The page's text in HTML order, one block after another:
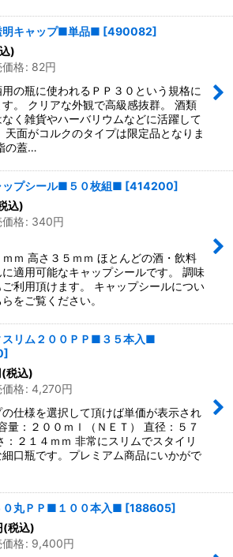
明キャップ■単品■ [490082]
)
格: 82円
の瓶に使われるＰＰ３０という規格に
。 クリアな外観で高級感抜群。 酒類
く雑貨やハーバリウムなどに活躍して
天面がコルクのタイプは限定品となりま
の蓋…
ップシール■５０枚組■ [414200]
込)
格: 340円
ｍ 高さ３５ｍｍ ほとんどの酒・飲料
に適用可能なキャップシールです。 調味
利用頂けます。 キャップシールについ
をご覧ください。
スリム２００ＰＰ■３５本入■
]
(税込)
格: 4,270円
の仕様を選択して頂けば単価が表示され
量：２００ｍｌ（ＮＥＴ） 直径：５７
：２１４ｍｍ 非常にスリムでスタイリ
細口瓶です。プレミアム商品にいかがで
０丸ＰＰ■１００本入■ [188605]
(税込)
格: 9,400円